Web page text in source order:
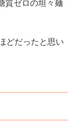
どだったと思い